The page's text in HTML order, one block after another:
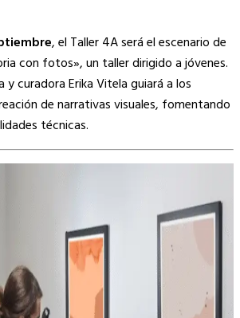
, el Taller 4A será el escenario de
con fotos», un taller dirigido a jóvenes.
curadora Erika Vitela guiará a los
de narrativas visuales, fomentando
técnicas.